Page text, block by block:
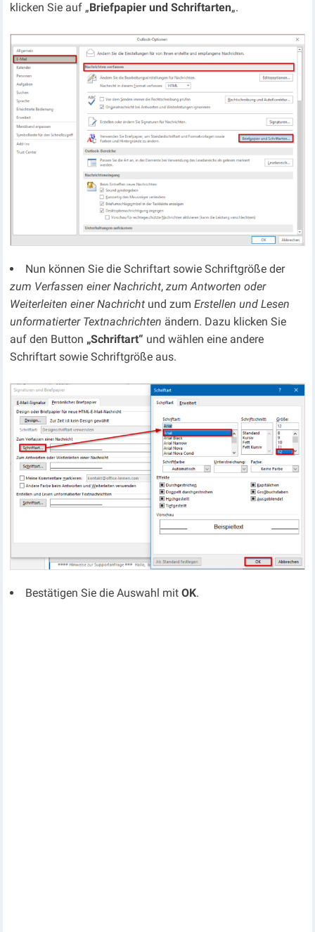
klicken Sie auf „Briefpapier und Schriftarten„.
Nun können Sie die Schriftart sowie Schriftgröße der
zum Verfassen einer Nachricht,zum Antworten oder
Weiterleiten einer Nachricht und zumErstellen und Lesen
unformatierter Textnachrichten ändern. Dazu klicken Sie
auf den Button „Schriftart“ und wählen eine andere
Schriftart sowie Schriftgröße aus.
Bestätigen Sie die Auswahl mitOK.